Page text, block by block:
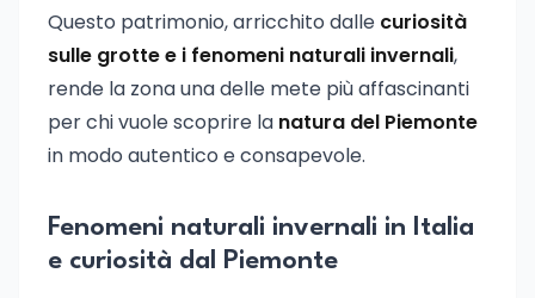
Questo patrimonio, arricchito dalle curiosità
sulle grotte e i fenomeni naturali invernali,
rende la zona una delle mete più affascinanti
per chi vuole scoprire la natura del Piemonte
in modo autentico e consapevole.
Fenomeni naturali invernali in Italia
e curiosità dal Piemonte